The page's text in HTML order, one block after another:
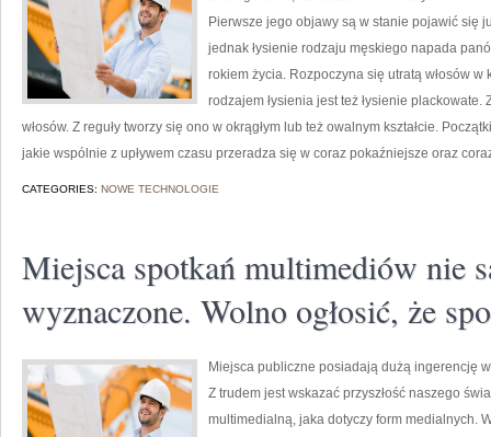
Pierwsze jego objawy są w stanie pojawić się
jednak łysienie rodzaju męskiego napada
rokiem życia. Rozpoczyna się utratą włosów w
rodzajem łysienia jest też łysienie
włosów. Z reguły tworzy się ono w okrągłym lub też owalnym kształcie.
jakie wspólnie z upływem czasu przeradza się w coraz pokaźniejsze oraz
CATEGORIES: NOWE TECHNOLOGIE
Miejsca spotkań multimediów nie
wyznaczone. Wolno ogłosić, że
Miejsca publiczne posiadają dużą ingerencję
Z trudem jest wskazać przyszłość naszego
multimedialną, jaka dotyczy form medialnych.